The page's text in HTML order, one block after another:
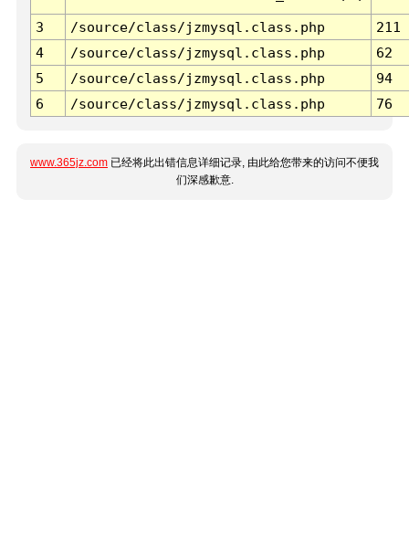
3 /source/class/jzmysql.class.php
211
4
/source/class/jzmysql.class.php
62
5
/source/class/jzmysql.class.php
94
6
/source/class/jzmysql.class.php 76
www.365jz.com 已经将此出错信息详细记录, 由此给您带来的访问不便我
们深感歉意.